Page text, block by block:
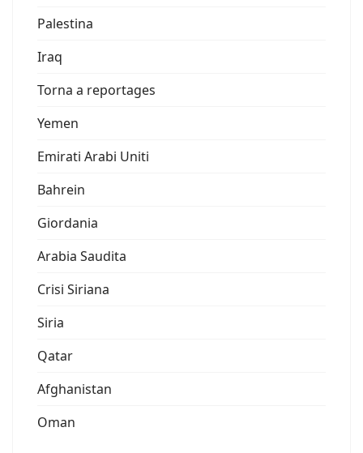
Palestina
Iraq
Torna a reportages
Yemen
Emirati Arabi Uniti
Bahrein
Giordania
Arabia Saudita
Crisi Siriana
Siria
Qatar
Afghanistan
Oman